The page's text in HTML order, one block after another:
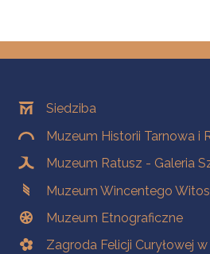
OddziałySiedziba
Muzeum Historii Tarnowa i
Muzeum Ratusz - Galeria
Muzeum Wincentego
Muzeum Etnograficzne
Zagroda Felicji Curyłowej